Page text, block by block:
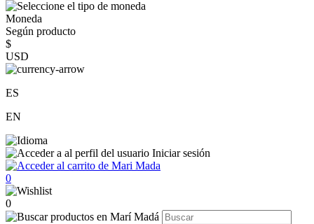
Moneda
Según producto
$
USD
ES
EN
Iniciar sesión
0
0